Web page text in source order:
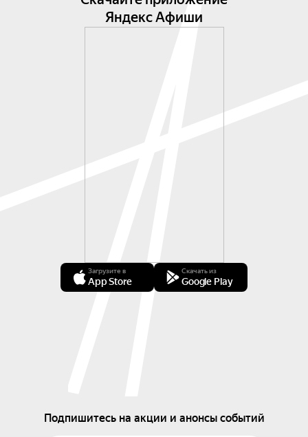
Яндекс Афиши
Загрузите в
App Store
Скачать из
Google Play
Подпишитесь на акции и анонсы событий